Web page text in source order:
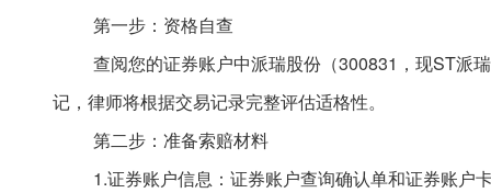
第一步：资格自查
查阅您的证券账户中派瑞股份（300831，现ST派
记，律师将根据交易记录完整评估适格性。
第二步：准备索赔材料
1.证券账户信息：证券账户查询确认单和证券账户